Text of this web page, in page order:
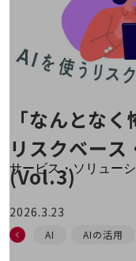
地域の取り組み
地域社会を支える皆さまと
地域経済のさらなる活性化に
自治体・地域社会との共創
LGPF(Local
別ウィンドウで開きます
サービス・ソリュー
サービス・ソリューシ
DXに関する課題を解決する
サービス・ソリューションを
カテゴリーで探す
「なんとな
リスクベー
(Vol.3)
2026.3.23
AI AIの活用